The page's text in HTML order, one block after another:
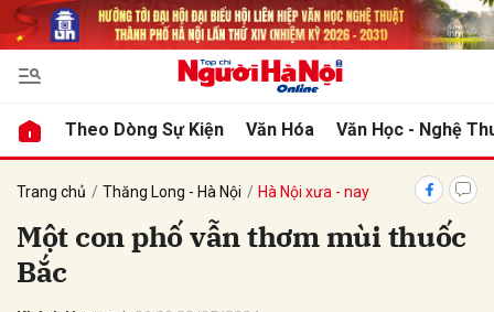
Theo Dòng Sự Kiện Văn Hóa Văn Học - Nghệ
Trang chủ Thăng Long - Hà Nội Hà Nội xưa - nay
Một con phố vẫn thơm mùi thuốc
Bắc
luận